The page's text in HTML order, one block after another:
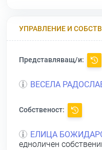
УПРАВЛЕНИЕ И
Представляващ/и:
ВЕСЕЛА
Собственост:
ЕЛИЦА
едноличен